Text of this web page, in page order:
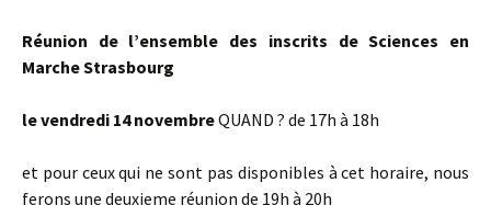
Réunion de l’ensemble des inscrits de Sciences en
Marche Strasbourg
le vendredi 14 novembreQUAND ? de 17h à 18h
et pour ceux qui ne sont pas disponibles à cet horaire, nous
ferons une deuxieme réunion de 19h à 20h